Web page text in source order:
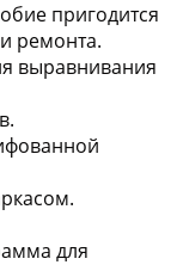
пригодится
ремонта.
выравнивания
для